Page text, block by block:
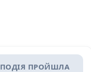
ПОДІЯ ПРОЙШЛА